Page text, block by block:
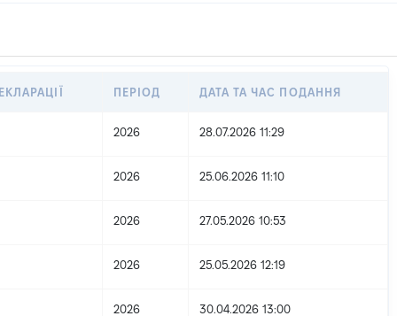
ПЕРІОД ДАТА ТА ЧАС ПОДАННЯ
2026 28.07.2026 11:29
2026 25.06.2026 11:10
2026 27.05.2026 10:53
2026 25.05.2026 12:19
2026 30.04.2026 13:00